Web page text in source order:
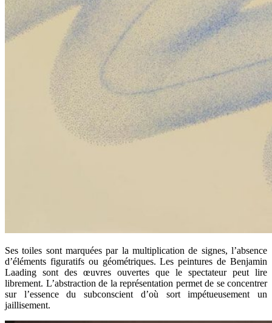
Ses toiles sont marquées par la multiplication de signes, l’absence
d’éléments figuratifs ou géométriques. Les peintures de Benjamin
Laading sont des œuvres ouvertes que le spectateur peut lire
librement. L’abstraction de la représentation permet de se concentrer
sur l’essence du subconscient d’où sort impétueusement un
jaillisement.